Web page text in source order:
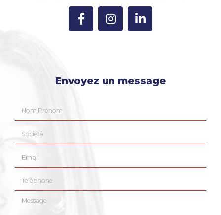
Envoyez un message
Message